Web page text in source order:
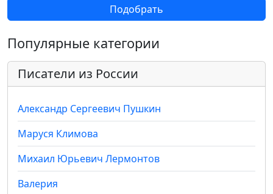
Подобрать
Популярные категории
Писатели из России
Александр Сергеевич Пушкин
Маруся Климова
Михаил Юрьевич Лермонтов
Валерия